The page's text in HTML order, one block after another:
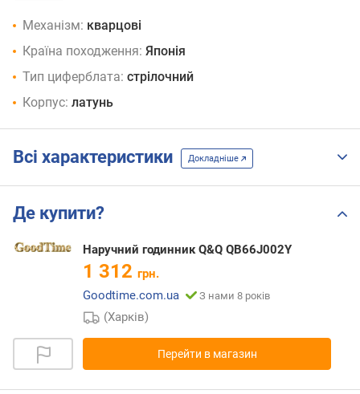
Механізм: кварцові
Країна походження: Японія
Тип циферблата: стрілочний
Корпус: латунь
Всі характеристики Докладніше
Де купити?
Наручний годинник Q&Q QB66J002Y
1 312 грн.
Goodtime.com.ua
З нами 8 років
(Харків)
Перейти в магазин